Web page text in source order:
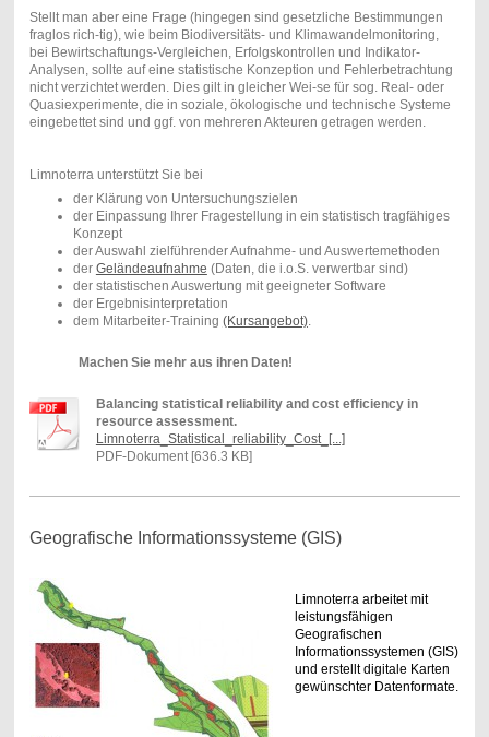
Stellt man aber eine Frage (hingegen sind gesetzliche Bestimmungen
fraglos rich-tig), wie beim Biodiversitäts- und Klimawandelmonitoring,
bei Bewirtschaftungs-Vergleichen, Erfolgskontrollen und Indikator-
Analysen, sollte auf eine statistische Konzeption und Fehlerbetrachtung
nicht verzichtet werden. Dies gilt in gleicher Wei-se für sog. Real- oder
Quasiexperimente, die in soziale, ökologische und technische Systeme
eingebettet sind und ggf. von mehreren Akteuren getragen werden.
Limnoterra unterstützt Sie bei
der Klärung von Untersuchungszielen
der Einpassung Ihrer Fragestellung in ein statistisch tragfähiges
Konzept
der Auswahl zielführender Aufnahme- und Auswertemethoden
der Geländeaufnahme (Daten, die i.o.S. verwertbar sind)
der statistischen Auswertung mit geeigneter Software
der Ergebnisinterpretation
dem Mitarbeiter-Training (Kursangebot).
Machen Sie mehr aus ihren Daten!
Balancing statistical reliability and cost efficiency in
resource assessment.
Limnoterra_Statistical_reliability_Cost_[...]
PDF-Dokument [636.3 KB]
Geografische Informationssysteme (GIS)
Limnoterra arbeitet mit
leistungsfähigen
Geografischen
Informationssystemen (GIS)
und erstellt digitale Karten
gewünschter Datenformate.